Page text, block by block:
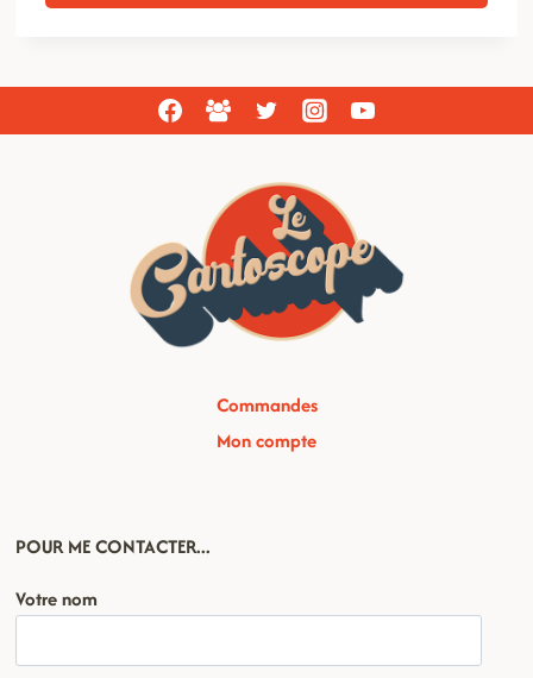
Commandes
Mon compte
POUR ME CONTACTER...
Votre nom